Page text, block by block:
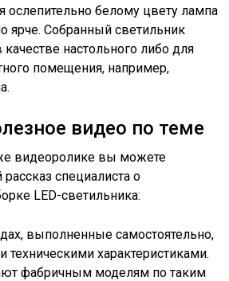
ослепительно белому цвету лампа
ярче. Собранный светильник
настольного либо для
помещения, например,
видео по теме
видеоролике вы можете
специалиста о
LED-светильника:
выполненные самостоятельно,
характеристиками.
фабричным моделям по таким